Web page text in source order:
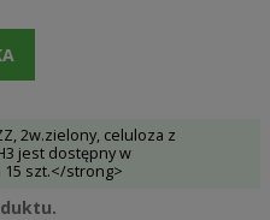
2w.zielony, celuloza z
jest dostępny w
szt.</strong>